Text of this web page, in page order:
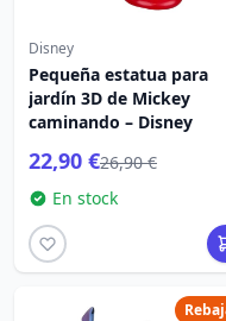
Disney
Pequeña estatua para
jardín 3D de Mickey
caminando – Disney
22,90 €26,90 €
En stock